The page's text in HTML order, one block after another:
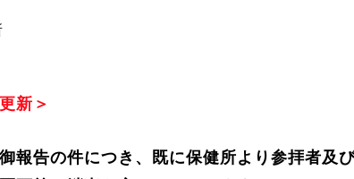
新＞
報告の件につき、既に保健所より参拝者